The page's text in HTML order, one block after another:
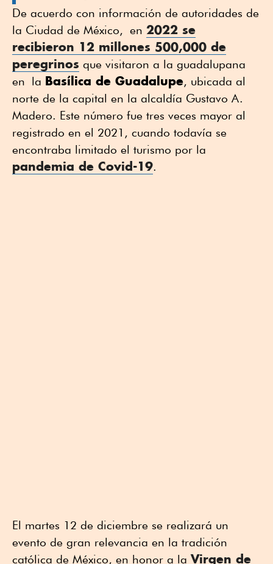
De acuerdo con información de autoridades de
la Ciudad de México, en 2022 se
recibieron 12 millones 500,000 de
peregrinos que visitaron a la guadalupana
en la Basílica de Guadalupe, ubicada al
norte de la capital en la alcaldía Gustavo A.
Madero. Este número fue tres veces mayor al
registrado en el 2021, cuando todavía se
encontraba limitado el turismo por la
pandemia de Covid-19.
El martes 12 de diciembre se realizará un
evento de gran relevancia en la tradición
católica de México, en honor a la Virgen de